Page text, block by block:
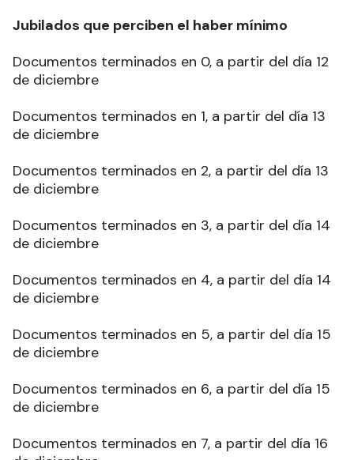
Jubilados que perciben el haber mínimo
Documentos terminados en 0, a partir del día 12
de diciembre
Documentos terminados en 1, a partir del día 13
de diciembre
Documentos terminados en 2, a partir del día 13
de diciembre
Documentos terminados en 3, a partir del día 14
de diciembre
Documentos terminados en 4, a partir del día 14
de diciembre
Documentos terminados en 5, a partir del día 15
de diciembre
Documentos terminados en 6, a partir del día 15
de diciembre
Documentos terminados en 7, a partir del día 16